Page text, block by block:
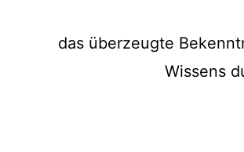
das überzeugte
Wissens